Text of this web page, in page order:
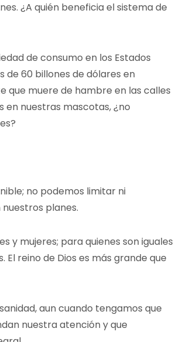
¿A quién beneficia el sistema de
de consumo en los Estados
de 60 billones de dólares en
que muere de hambre en las calles
en nuestras mascotas, ¿no
no podemos limitar ni
planes.
y mujeres; para quienes son iguales
reino de Dios es más grande que
aun cuando tengamos que
nuestra atención y que